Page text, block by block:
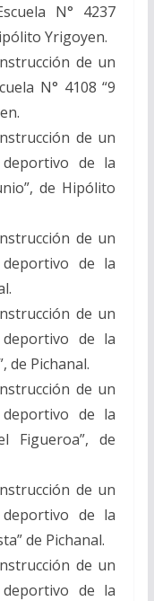
N° 4237
Yrigoyen.
de un
N° 4108 “9
de un
de la
de Hipólito
de un
de la
de un
de la
de Pichanal.
de un
de la
Figueroa”, de
de un
de la
de Pichanal.
de un
de la